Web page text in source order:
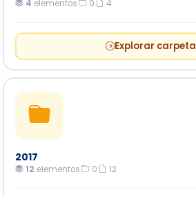
4 elementos 0 4
Explorar carpeta
2017
12 elementos 0 12